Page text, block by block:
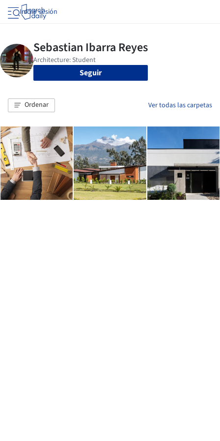
Iniciar sesión
Seguir
Ordenar Ver todas las carpetas